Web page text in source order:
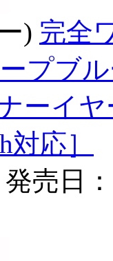
) 完全
プブ
ーイ
応］
発売日